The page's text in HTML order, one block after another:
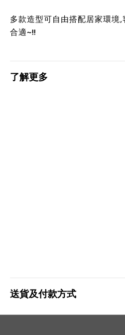
多款造型可自由搭配居家環境
合適~!!
了解更多
送貨及付款方式